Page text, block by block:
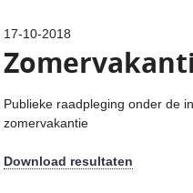
17-10-2018
Publieke raadpleging onder de
zomervakantie
Download resultaten